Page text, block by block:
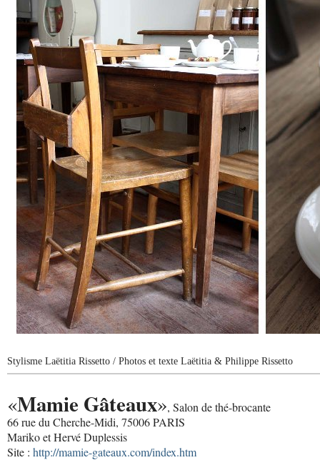
Stylisme Laëtitia Rissetto / Photos et texte Laëtitia & Philippe Rissetto
«Mamie Gâteaux», Salon de thé-brocante
66 rue du Cherche-Midi, 75006 PARIS
Mariko et Hervé Duplessis
Site : http://mamie-gateaux.com/index.htm